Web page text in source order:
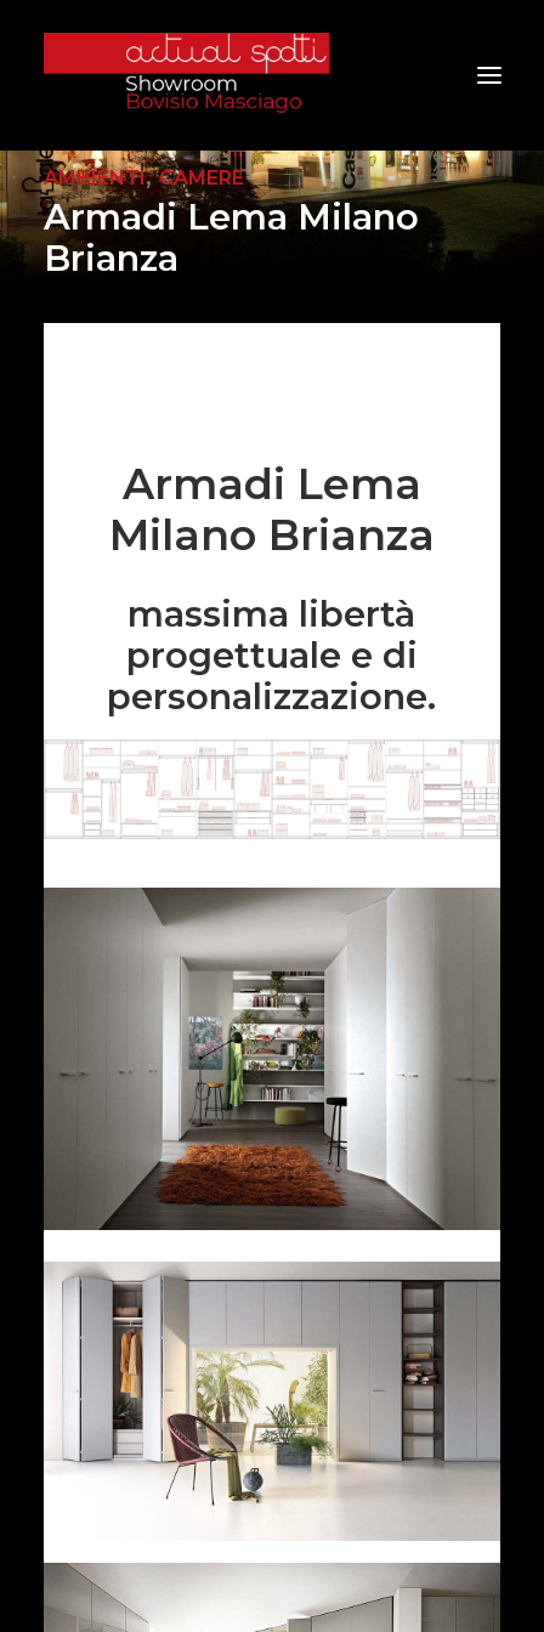
Home
Chi Siamo
Contatti
AMBIENTI,CAMERE
Armadi Lema Milano
Brianza
Armadi Lema
Milano Brianza
massima libertà
progettuale e di
personalizzazione.